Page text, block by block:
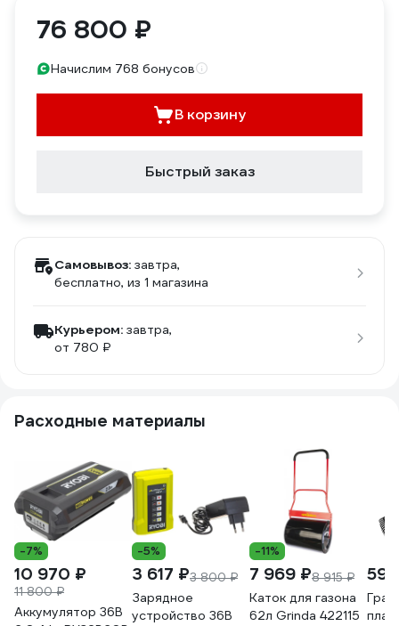
76 800 ₽
Начислим 768 бонусов
В корзину
Быстрый заказ
Самовывоз: завтра,
бесплатно, из 1 магазина
Курьером: завтра,
от 780 ₽
Расходные материалы
-7%
10 970 ₽
11 800 ₽
Аккумулятор 36В
-5%
3 617 ₽3 800 ₽
Зарядное
устройство 36В
-11%
7 969 ₽8 915 ₽
Каток для газона
62л Grinda 422115